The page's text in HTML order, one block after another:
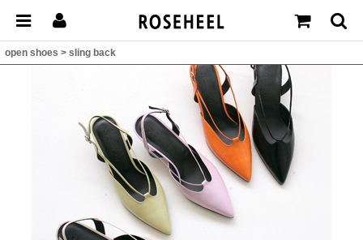
open shoes > sling back